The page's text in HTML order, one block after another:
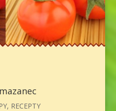
, RECEPTY